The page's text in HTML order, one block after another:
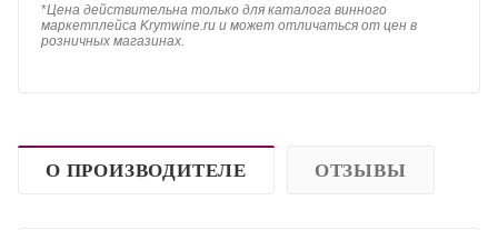
*Цена действительна только для каталога винного
маркетплейса Krymwine.ru и может отличаться от цен в
розничных магазинах.
О ПРОИЗВОДИТЕЛЕ ОТЗЫВЫ